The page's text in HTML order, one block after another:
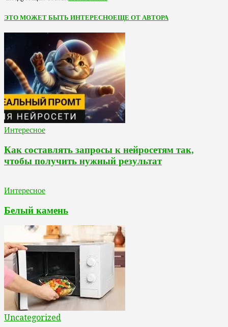
ЭТО МОЖЕТ БЫТЬ ИНТЕРЕСНОЕЩЕ ОТ АВТОРА
Интересное
Как составлять запросы к нейросетям так,
чтобы получить нужный результат
Интересное
Белый камень
Uncategorized